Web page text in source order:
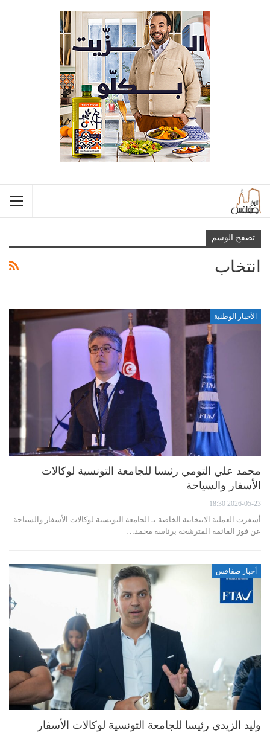
تصفح الوسم
انتخاب
الأخبار الوطنية
محمد علي التومي رئيسا للجامعة التونسية لوكالات
الأسفار والسياحة
2026-05-23 18:30
أسفرت العملية الانتخابية الخاصة بـ الجامعة التونسية لوكالات الأسفار والسياحة
عن فوز القائمة المترشحة برئاسة محمد…
أخبار صفاقس
وليد الزيدي رئيسا للجامعة التونسية لوكالات الأسفار